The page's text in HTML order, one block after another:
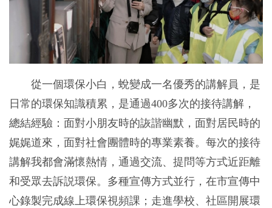
從一個環保小白，蛻變成一名優秀的講解員，是
日常的環保知識積累，是通過400多次的接待講解，
總結經驗：面對小朋友時的詼諧幽默，面對居民時的
娓娓道來，面對社會團體時的專業素養。每次的接待
講解我都會滿懷熱情，通過交流、提問等方式近距離
和受眾去訴説環保。多種宣傳方式並行，在市宣傳中
心錄製完成線上環保視頻課；走進學校、社區開展環